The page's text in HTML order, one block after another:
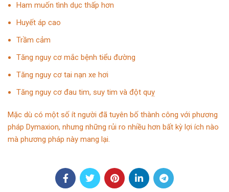
Ham muốn tình dục thấp hơn
Huyết áp cao
Trầm cảm
Tăng nguy cơ mắc bệnh tiểu đường
Tăng nguy cơ tai nạn xe hơi
Tăng nguy cơ đau tim, suy tim và đột quỵ
Mặc dù có một số ít người đã tuyên bố thành công với phương
pháp Dymaxion, nhưng những rủi ro nhiều hơn bất kỳ lợi ích nào
mà phương pháp này mang lại.